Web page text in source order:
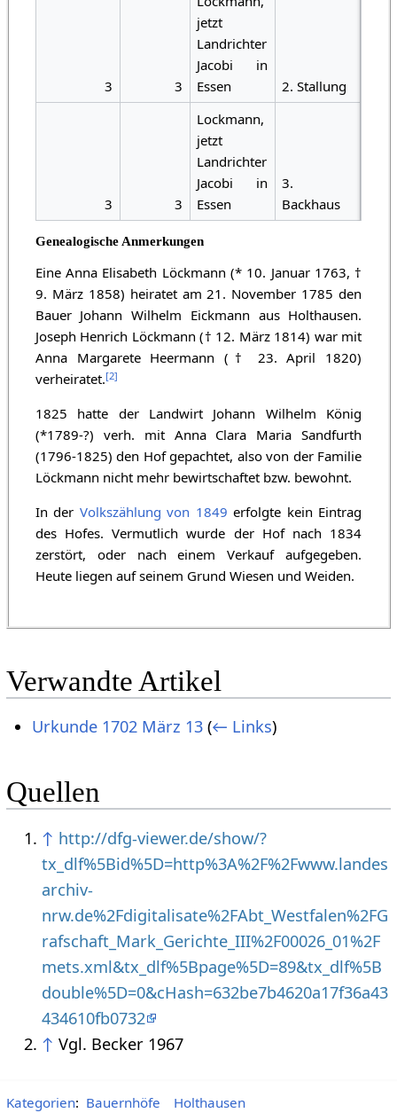
3 3
jetzt
Landrichter
Jacobi in
Essen
2. Stallung
3 3
Lockmann,
jetzt
Landrichter
Jacobi in
Essen
3.
Backhaus
Genealogische Anmerkungen
Eine Anna Elisabeth Löckmann (* 10. Januar 1763, †
9. März 1858) heiratet am 21. November 1785 den
Bauer Johann Wilhelm Eickmann aus Holthausen.
Joseph Henrich Löckmann († 12. März 1814) war mit
Anna Margarete Heermann († 23. April 1820)
verheiratet.[2]
1825 hatte der Landwirt Johann Wilhelm König
(*1789-?) verh. mit Anna Clara Maria Sandfurth
(1796-1825) den Hof gepachtet, also von der Familie
Löckmann nicht mehr bewirtschaftet bzw. bewohnt.
In der Volkszählung von 1849 erfolgte kein Eintrag
des Hofes. Vermutlich wurde der Hof nach 1834
zerstört, oder nach einem Verkauf aufgegeben.
Heute liegen auf seinem Grund Wiesen und Weiden.
Verwandte Artikel
Urkunde 1702 März 13 (← Links)
Quellen
↑ http://dfg-viewer.de/show/?
tx_dlf%5Bid%5D=http%3A%2F%2Fwww.landes
archiv-
nrw.de%2Fdigitalisate%2FAbt_Westfalen%2FG
rafschaft_Mark_Gerichte_III%2F00026_01%2F
mets.xml&tx_dlf%5Bpage%5D=89&tx_dlf%5B
double%5D=0&cHash=632be7b4620a17f36a43
434610fb0732
↑ Vgl. Becker 1967
Kategorien: Bauernhöfe Holthausen